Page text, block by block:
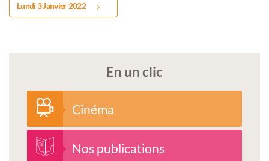
Lundi 3 Janvier 2022
En un clic
Cinéma
Nos publications